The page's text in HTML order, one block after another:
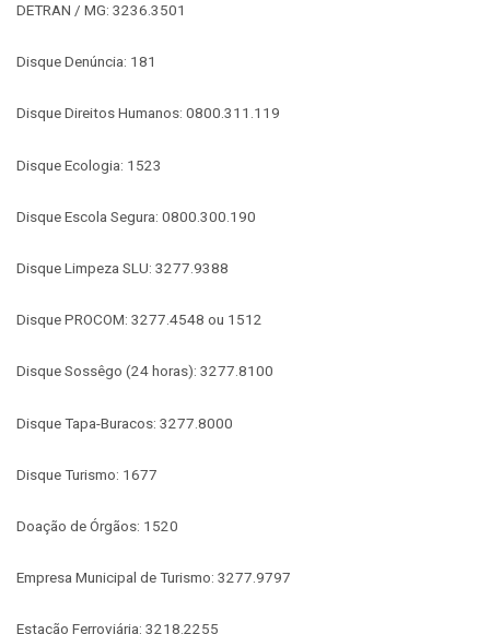
DETRAN / MG: 3236.3501
Disque Denúncia: 181
Disque Direitos Humanos: 0800.311.119
Disque Ecologia: 1523
Disque Escola Segura: 0800.300.190
Disque Limpeza SLU: 3277.9388
Disque PROCOM: 3277.4548 ou 1512
Disque Sossêgo (24 horas): 3277.8100
Disque Tapa-Buracos: 3277.8000
Disque Turismo: 1677
Doação de Órgãos: 1520
Empresa Municipal de Turismo: 3277.9797
Estação Ferroviária: 3218.2255